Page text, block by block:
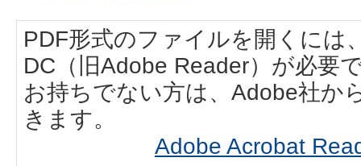
PDF形式のファイルを開くには
DC（旧Adobe Reader）が必要
お持ちでない方は、Adobe社か
きます。
Adobe Acrobat